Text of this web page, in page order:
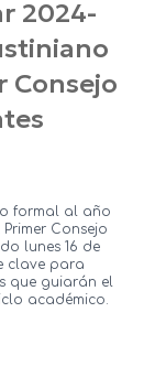
2024-
Consejo
formal al año
Consejo
lunes 16 de
clave para
que guiarán el
académico.